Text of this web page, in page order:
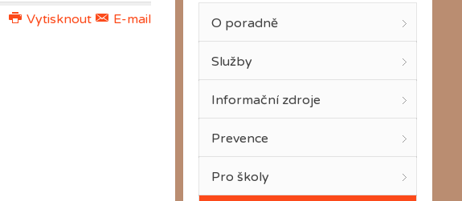
E-mail
Vytisknout O poradně
Služby
Informační zdroje
Prevence
Pro školy